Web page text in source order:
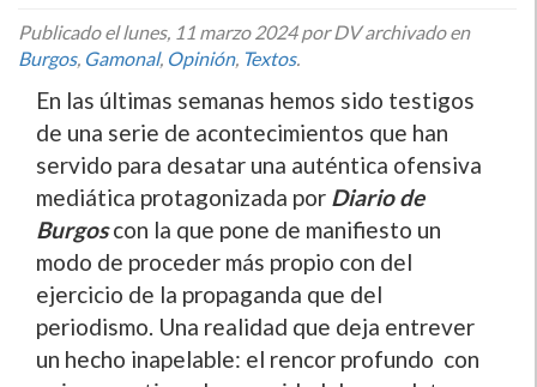
Publicado ellunes, 11 marzo 2024por DV archivado en
Burgos, Gamonal, Opinión, Textos.
En las últimas semanas hemos sido testigos
de una serie de acontecimientos que han
servido para desatar una auténtica ofensiva
mediática protagonizada por Diario de
Burgoscon la que pone de manifiesto un
modo de proceder más propio con del
ejercicio de la propaganda que del
periodismo. Una realidad que deja entrever
un hecho inapelable: el rencor profundo con